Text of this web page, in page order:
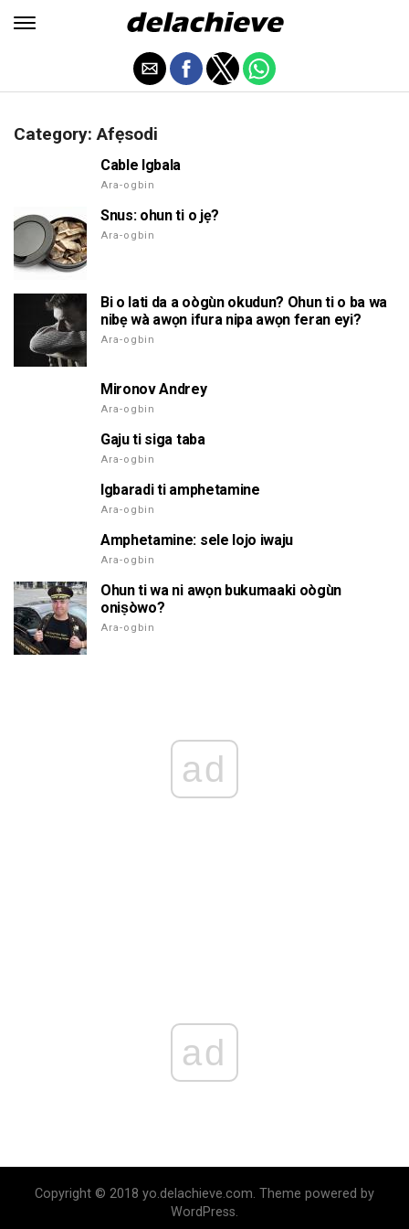
Category: Afẹsodi
Cable Igbala
Ara-ogbin
Snus: ohun ti o jẹ?
Ara-ogbin
Bi o lati da a oògùn okudun? Ohun ti o ba wa
nibẹ wà awọn ifura nipa awọn feran eyi?
Ara-ogbin
Mironov Andrey
Ara-ogbin
Gaju ti siga taba
Ara-ogbin
Igbaradi ti amphetamine
Ara-ogbin
Amphetamine: sele lojo iwaju
Ara-ogbin
Ohun ti wa ni awọn bukumaaki oògùn
oniṣòwo?
Ara-ogbin
ad
ad
Copyright © 2018 yo.delachieve.com. Theme powered by
WordPress.